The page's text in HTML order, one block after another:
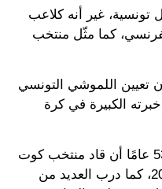
غير أنه كلاعب
كما مثّل منتخب
تعيين اللموشي التونسي
الكبيرة في كرة
وسبق للمدرب البالغ من لاعمر 53 عامًا أن قاد منتخب كوت
ديفوار في الفترة بين 2012 و2014، كما درب العديد من